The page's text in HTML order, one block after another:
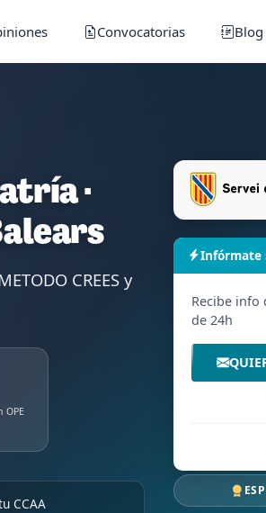
Convocatorias Blog
·
CREES y
OPE
CCAA
Infórmate
Recibe info
de 24h